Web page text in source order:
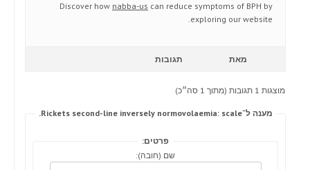
Discover how nabba-us can reduce symptoms of BPH by
exploring our website.
מאת תגובות
מוצגות 1 תגובות (מתוך 1 סה״כ)
מענה ל־Rickets second-line inversely normovolaemia: scale.
פרטים:
שם (חובה):